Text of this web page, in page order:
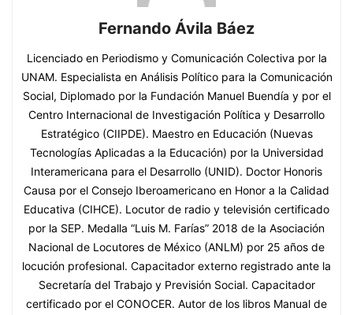
Fernando Ávila Báez
Licenciado en Periodismo y Comunicación Colectiva por la
UNAM. Especialista en Análisis Político para la Comunicación
Social, Diplomado por la Fundación Manuel Buendía y por el
Centro Internacional de Investigación Política y Desarrollo
Estratégico (CIIPDE). Maestro en Educación (Nuevas
Tecnologías Aplicadas a la Educación) por la Universidad
Interamericana para el Desarrollo (UNID). Doctor Honoris
Causa por el Consejo Iberoamericano en Honor a la Calidad
Educativa (CIHCE). Locutor de radio y televisión certificado
por la SEP. Medalla “Luis M. Farías” 2018 de la Asociación
Nacional de Locutores de México (ANLM) por 25 años de
locución profesional. Capacitador externo registrado ante la
Secretaría del Trabajo y Previsión Social. Capacitador
certificado por el CONOCER. Autor de los libros Manual de